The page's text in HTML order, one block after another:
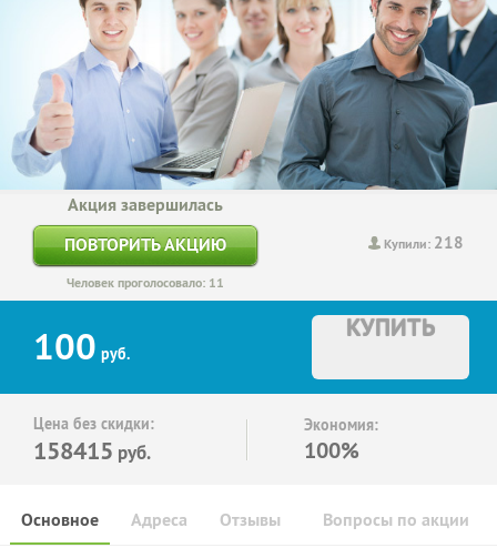
Купили: 218
Акция завершилась
ПОВТОРИТЬ АКЦИЮ
Человек проголосовало: 11
100 руб.
КУПИТЬ
Цена без скидки:
158415 руб.
Экономия:
100%
Основное Отзывы Вопросы по акции
Адреса